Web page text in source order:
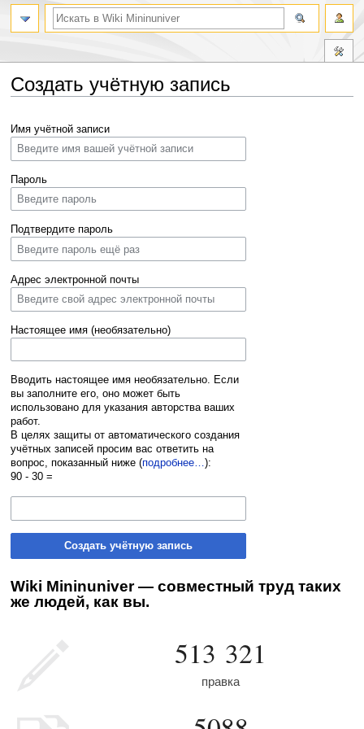
Создать учётную запись
к
навигации
к
поиску
Имя учётной записи
Пароль
Подтвердите пароль
Адрес электронной почты
Настоящее имя (необязательно)
Вводить настоящее имя необязательно. Если
вы заполните его, оно может быть
использовано для указания авторства ваших
работ.
В целях защиты от автоматического создания
учётных записей просим вас ответить на
вопрос, показанный ниже (подробнее…):
90 - 30 =
Создать учётную запись
Wiki Mininuniver — совместный труд таких
же людей, как вы.
513 321
правка